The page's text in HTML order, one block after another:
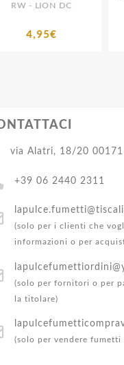
RW - LION DC
4,95€
via Alatri, 18/20 00171
+39 06 2440 2311
(solo per i clienti che
informazioni o per
(solo per fornitori o per
la titolare)
(solo per vendere fumetti